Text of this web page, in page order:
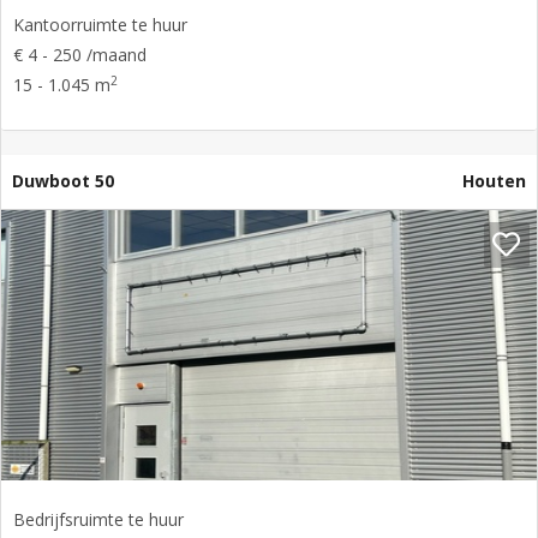
Kantoorruimte te huur
€ 4 - 250 /maand
15 - 1.045 m2
Duwboot 50 Houten
Bedrijfsruimte te huur